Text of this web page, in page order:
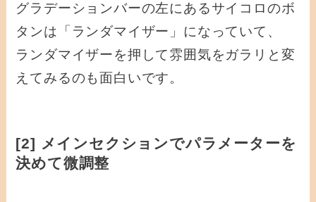
グラデーションバーの左にあるサイコロのボ
タンは「ランダマイザー」になっていて、
ランダマイザーを押して雰囲気をガラリと変
えてみるのも面白いです。
[2] メインセクションでパラメーターを
決めて微調整